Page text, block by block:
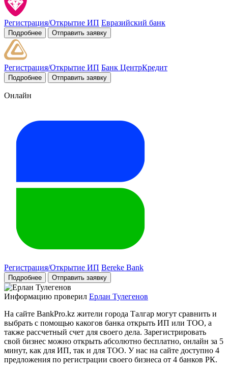
Регистрация/Открытие ИП Евразийский банк
Подробнее Отправить заявку
Регистрация/Открытие ИП Банк ЦентрКредит
Подробнее Отправить заявку
Онлайн
Регистрация/Открытие ИП Bereke Bank
Подробнее Отправить заявку
Информацию проверил Ерлан Тулегенов
На сайте BankPro.kz жители города Талгар могут сравнить и
выбрать с помощью какогов банка открыть ИП или ТОО, а
также рассчетный счет для своего дела. Зарегистрировать
свой бизнес можно открыть абсолютно бесплатно, онлайн за 5
минут, как для ИП, так и для ТОО. У нас на сайте доступно 4
предложения по регистрации своего бизнеса от 4 банков РК.